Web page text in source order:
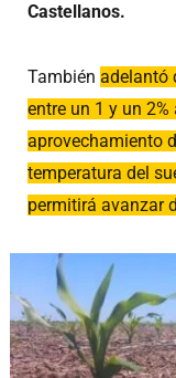
Castellanos.
También adelantó
entre un 1 y un
aprovechamiento
temperatura del
permitirá avanzar